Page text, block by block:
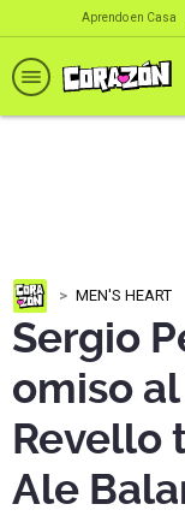
Aprendo en Casa
MEN'S HEART
Sergio
omiso
Revello
Ale